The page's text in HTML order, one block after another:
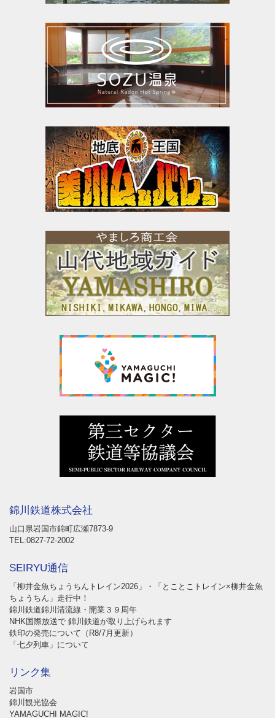
錦川鉄道株式会社
山口県岩国市錦町広瀬7873-9
TEL:0827-72-2002
SEIRYU通信
「柳井金魚ちょうちんトレイン2026」・「とことこトレイン×柳井金魚
ちょうちん」走行中！
錦川鉄道錦川清流線・開業３９周年
NHK国際放送で 錦川鉄道が取り上げられます
鉄印の発売について（R8/7月更新）
「七夕列車」について
リンク集
岩国市
錦川観光協会
YAMAGUCHI MAGIC!